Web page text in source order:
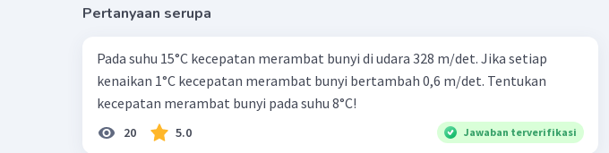
Pertanyaan serupa
Pada suhu 15°C kecepatan merambat bunyi di udara 328 m/det. Jika setiap
kenaikan 1°C kecepatan merambat bunyi bertambah 0,6 m/det. Tentukan
kecepatan merambat bunyi pada suhu 8°C!
20 5.0 Jawaban terverifikasi